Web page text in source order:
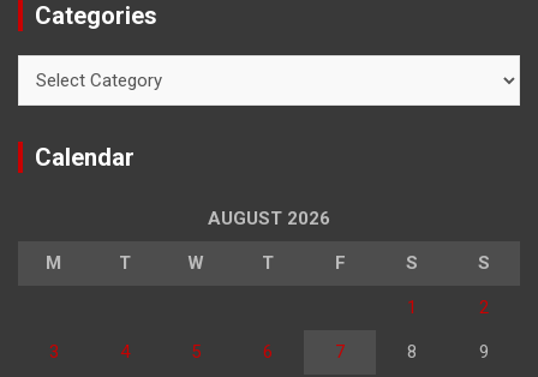
Categories
Calendar
AUGUST 2026
M T W T F S S
1 2
3 4 5 6 7 8 9